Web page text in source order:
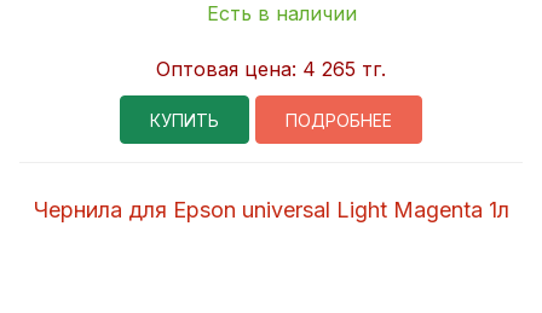
Есть в наличии
Оптовая цена: 4 265 тг.
КУПИТЬ ПОДРОБНЕЕ
Чернила для Epson universal Light Magenta 1л